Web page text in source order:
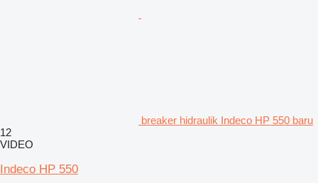
breaker hidraulik Indeco HP 550 baru
12
VIDEO
Indeco HP 550